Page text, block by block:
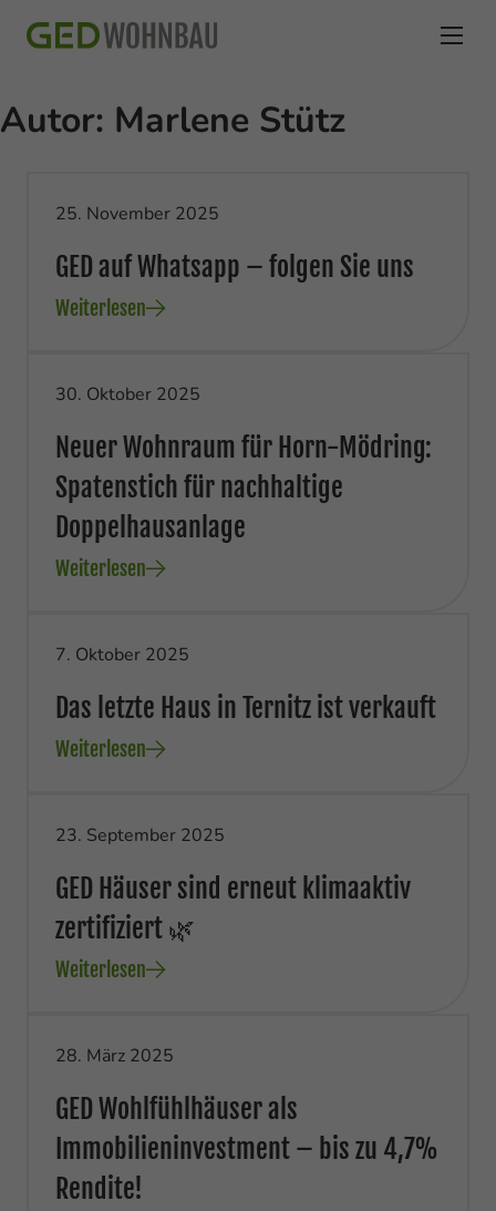
Autor: Marlene Stütz
25. November 2025
GED auf Whatsapp – folgen Sie uns
Weiterlesen
30. Oktober 2025
Neuer Wohnraum für Horn-Mödring:
Spatenstich für nachhaltige
Doppelhausanlage
Weiterlesen
7. Oktober 2025
Das letzte Haus in Ternitz ist verkauft
Weiterlesen
23. September 2025
GED Häuser sind erneut klimaaktiv
zertifiziert 🌿
Weiterlesen
28. März 2025
GED Wohlfühlhäuser als
Immobilieninvestment – bis zu 4,7%
Rendite!